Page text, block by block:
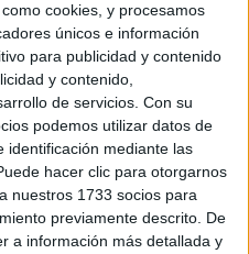
cookies, y procesamos
únicos e información
para publicidad y contenido
y contenido,
de servicios. Con su
podemos utilizar datos de
identificación mediante las
hacer clic para otorgarnos
nuestros 1733 socios para
previamente descrito. De
a información más detallada y